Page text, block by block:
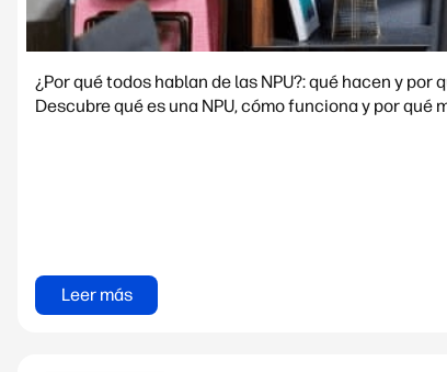
¿Por qué todos hablan de las NPU?: qué hacen y por
Descubre qué es una NPU, cómo funciona y por
Leer más